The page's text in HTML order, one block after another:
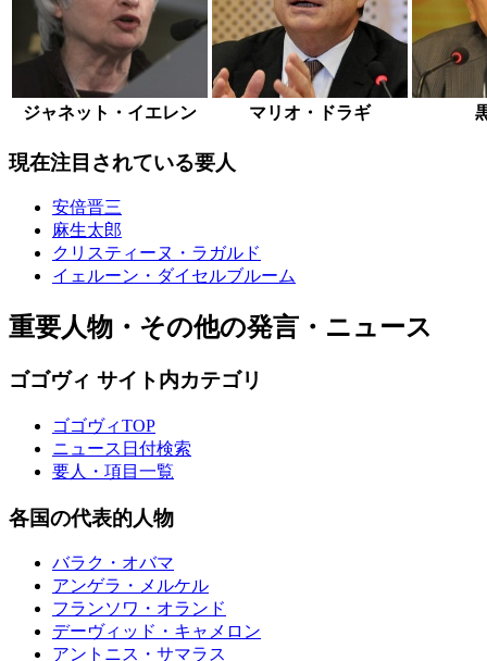
ジャネット・イエレン マリオ・ドラギ
現在注目されている要人
安倍晋三
麻生太郎
クリスティーヌ・ラガルド
イェルーン・ダイセルブルーム
重要人物・その他の発言・ニュース
ゴゴヴィ サイト内カテゴリ
ゴゴヴィTOP
ニュース日付検索
要人・項目一覧
各国の代表的人物
バラク・オバマ
アンゲラ・メルケル
フランソワ・オランド
デーヴィッド・キャメロン
アントニス・サマラス